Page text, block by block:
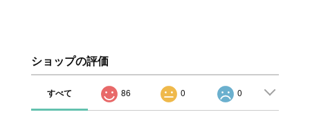
ショップの評価
すべて 86 0 0